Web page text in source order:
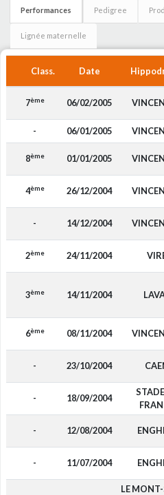
Performances Pedigree
Lignée maternelle
Class. Date
7ème 06/02/2005
- 06/01/2005
8ème 01/01/2005
4ème 26/12/2004
- 14/12/2004
2ème 24/11/2004
3ème 14/11/2004
6ème 08/11/2004
- 23/10/2004
- 18/09/2004
- 12/08/2004
- 11/07/2004
LE